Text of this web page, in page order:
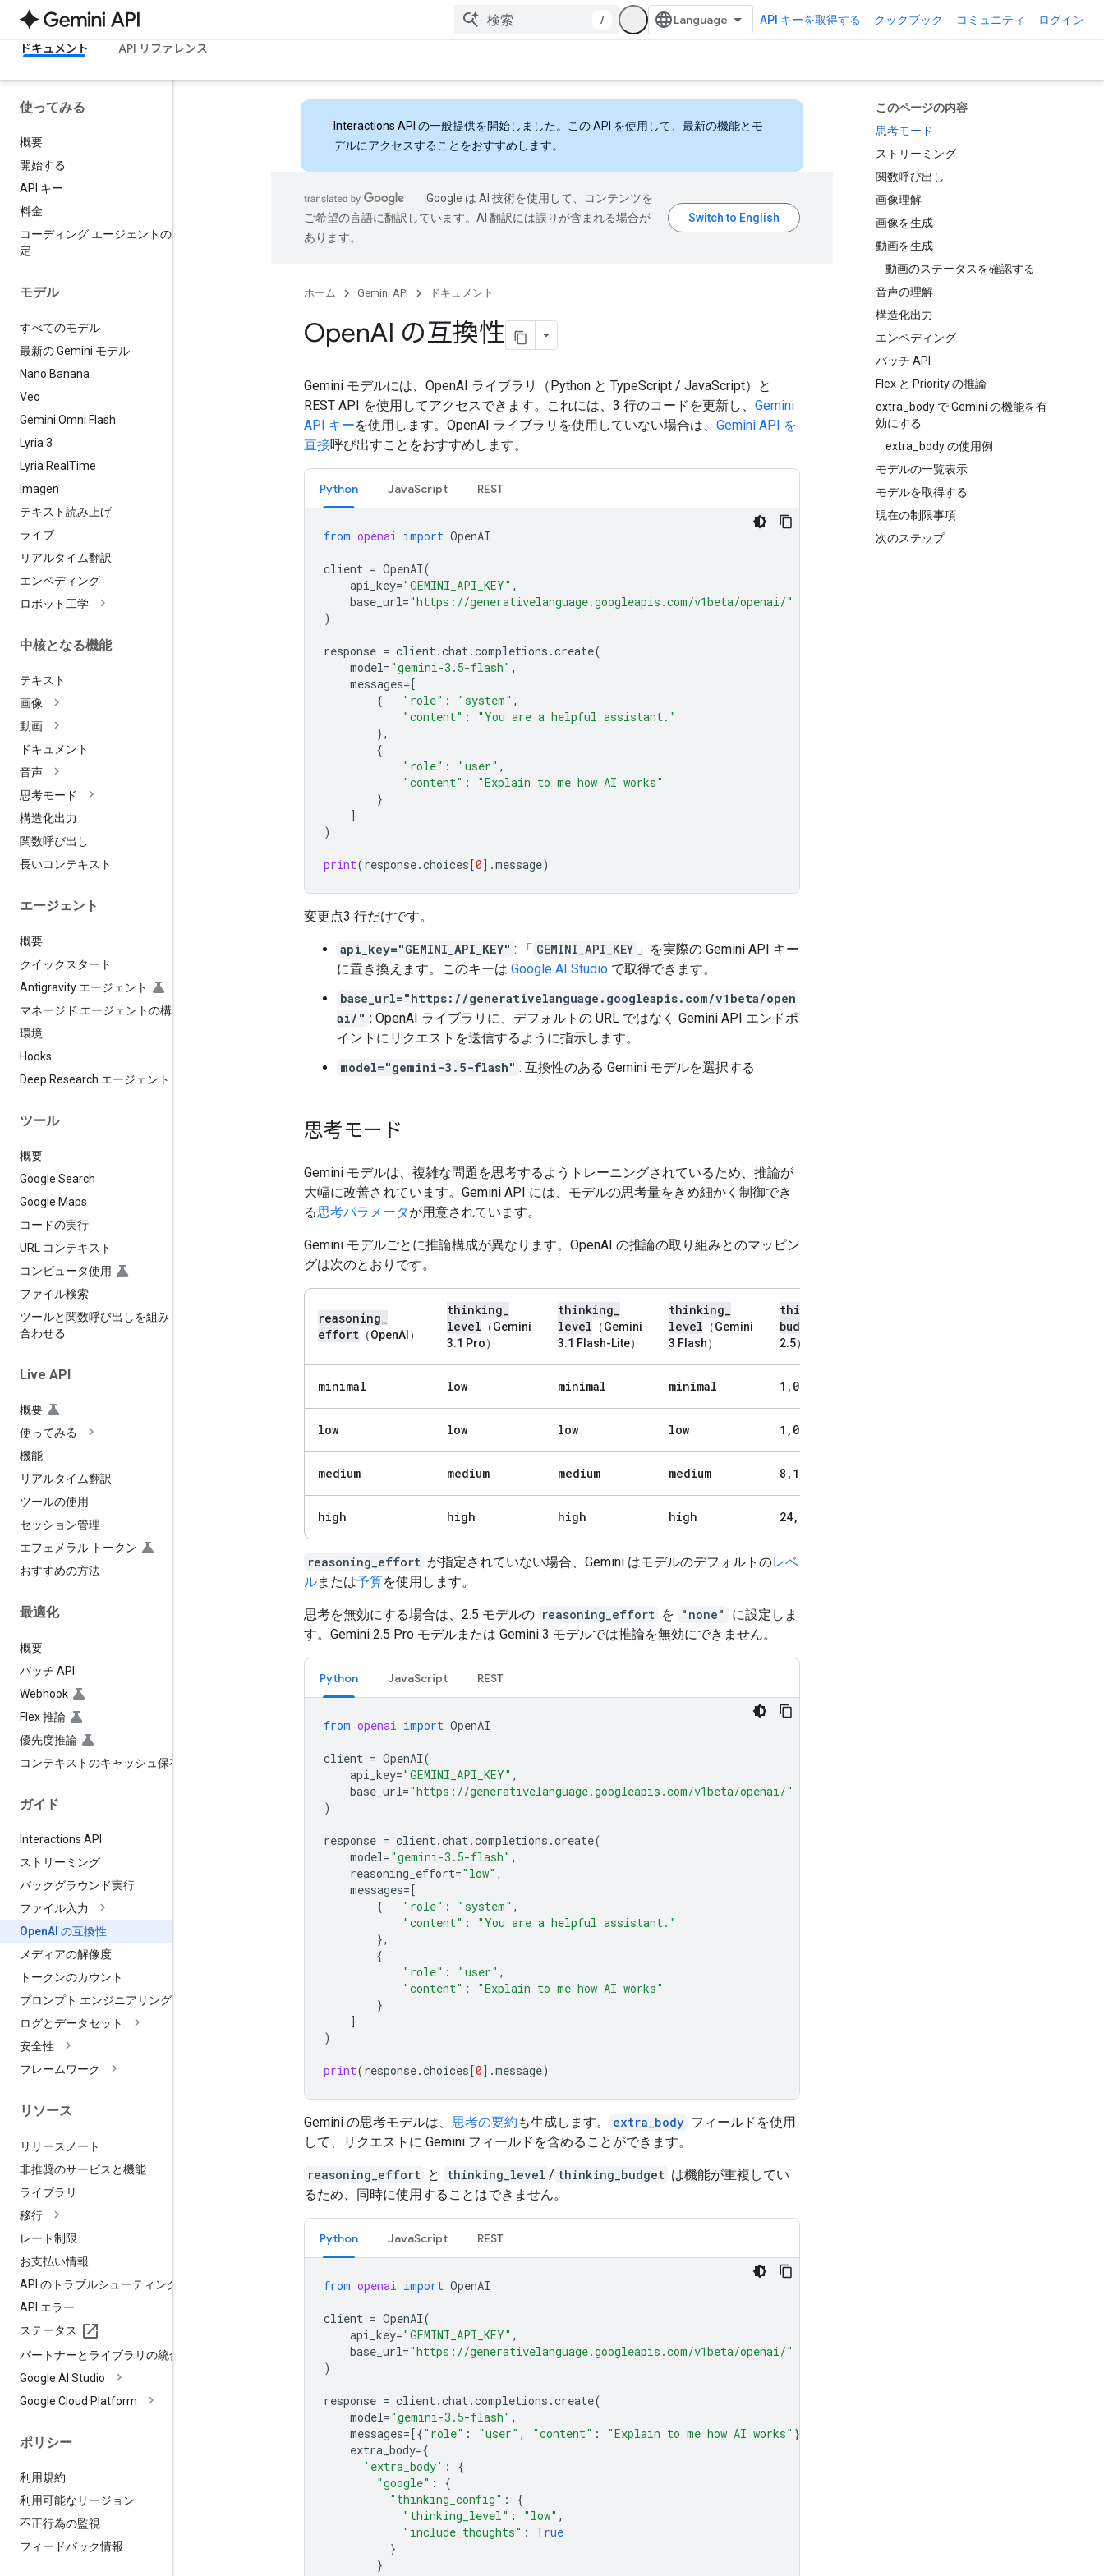
/ API キーを取得する クックブック コミュニティ ログイン
ドキュメント API リファレンス
使ってみる
概要
開始する
API キー
料金
コーディング エージェントの設
定
モデル
すべてのモデル
最新の Gemini モデル
Nano Banana
Veo
Gemini Omni Flash
Lyria 3
Lyria Real Time
Imagen
テキスト読み上げ
ライブ
リアルタイム翻訳
エンベディング
ロボット工学
中核となる機能
テキスト
画像
動画
ドキュメント
音声
思考モード
構造化出力
関数呼び出し
長いコンテキスト
エージェント
概要
クイックスタート
Antigravity エージェント
マネージド エージェントの構築
環境
Hooks
Deep Research エージェント
ツール
概要
Google Search
Google Maps
コードの実行
URL コンテキスト
コンピュータ使用
ファイル検索
ツールと関数呼び出しを組み
合わせる
Live API
概要
使ってみる
機能
リアルタイム翻訳
ツールの使用
セッション管理
エフェメラル トークン
おすすめの方法
最適化
概要
バッチ API
Webhook
Flex 推論
優先度推論
コンテキストのキャッシュ保存
ガイド
Interactions API
ストリーミング
バックグラウンド実行
ファイル入力
OpenAI の互換性
メディアの解像度
トークンのカウント
プロンプト エンジニアリング
ログとデータセット
安全性
フレームワーク
リソース
リリースノート
非推奨のサービスと機能
ライブラリ
移行
レート制限
お支払い情報
API のトラブルシューティング
API エラー
ステータス
パートナーとライブラリの統合
Google AI Studio
Google Cloud Platform
ポリシー
利用規約
利用可能なリージョン
不正行為の監視
フィードバック情報
このページの内容
思考モード
ストリーミング
関数呼び出し
画像理解
画像を生成
動画を生成
動画のステータスを確認する
音声の理解
構造化出力
エンベディング
バッチ API
Flex と Priority の推論
extra_body で Gemini の機能を有
効にする
extra_body の使用例
モデルの一覧表示
モデルを取得する
現在の制限事項
次のステップ
Interactions API の一般提供を開始しました。この API を使用して、最新の機能とモ
デルにアクセスすることをおすすめします。
Google は AI 技術を使用して、コンテンツを
ご希望の言語に翻訳しています。AI 翻訳には誤りが含まれる場合が
あります。
ホーム Gemini API ドキュメント
OpenAI の互換性
Gemini モデルには、OpenAI ライブラリ（Python と TypeScript / JavaScript）と
REST API を使用してアクセスできます。これには、3 行のコードを更新し、 Gemini
API キーを使用します。OpenAI ライブラリを使用していない場合は、 Gemini API を
直接呼び出すことをおすすめします。
Python JavaScript REST
from openai import OpenAI
client = OpenAI(
api_key="GEMINI_API_KEY" ,
base_url="https://generativelanguage.googleapis.com/v1beta/openai/"
)
response = client.chat.completions .create(
model="gemini-3.5-flash" ,
messages=[
{
"role" : "system" ,
"content" :
"You are a helpful assistant."
},
{
"role" : "user" ,
"content" :
"Explain to me how AI works"
}
]
)
print(response.choices[0] .message)
変更点3 行だけです。
api_key="GEMINI_API_KEY" : 「 GEMINI_API_KEY 」を実際の Gemini API キー
に置き換えます。このキーは Google AI Studio で取得できます。
base_url="https://generativelanguage.googleapis.com/v1beta/open
ai/" : OpenAI ライブラリに、デフォルトの URL ではなく Gemini API エンドポ
イントにリクエストを送信するように指示します。
model="gemini-3.5-flash" : 互換性のある Gemini モデルを選択する
思考モード
Gemini モデルは、複雑な問題を思考するようトレーニングされているため、推論が
大幅に改善されています。Gemini API には、モデルの思考量をきめ細かく制御でき
る思考パラメータが用意されています。
Gemini モデルごとに推論構成が異なります。OpenAI の推論の取り組みとのマッピン
グは次のとおりです。
reasoning
effort （OpenAI）
thinking
level （Gemini
3.1 Pro）
thinking
level （Gemini
3.1 Flash-Lite）
thinking
level （Gemini
3 Flash）
thinking
budget
2.5）
minimal low minimal minimal 1 , 024
low low low low 1 , 024
medium medium medium medium 8 , 192
high high high high 24,
reasoning_effort が指定されていない場合、Gemini はモデルのデフォルトのレベ
ルまたは予算を使用します。
思考を無効にする場合は、2.5 モデルの reasoning_effort を "none"
に設定しま
す。Gemini 2.5 Pro モデルまたは Gemini 3 モデルでは推論を無効にできません。
Python JavaScript REST
from openai import OpenAI
client = OpenAI(
api_key="GEMINI_API_KEY" ,
base_url="https://generativelanguage.googleapis.com/v1beta/openai/"
)
response = client.chat.completions .create(
model="gemini-3.5-flash" ,
reasoning_effort="low" ,
messages=[
{
"role" : "system" ,
"content" :
"You are a helpful assistant."
},
{
"role" : "user" ,
"content" :
"Explain to me how AI works"
}
]
)
print(response.choices[0] .message)
Gemini の思考モデルは、 思考の要約 も生成します。 extra_body フィールドを使用
して、リクエストに Gemini フィールドを含めることができます。
reasoning_effort と thinking_level / thinking_budget は機能が重複してい
るため、同時に使用することはできません。
Python JavaScript REST
from openai import OpenAI
client = OpenAI(
api_key="GEMINI_API_KEY" ,
base_url="https://generativelanguage.googleapis.com/v1beta/openai/"
)
response = client.chat.completions .create(
model="gemini-3.5-flash" ,
messages=[{"role" : "user" , "content" : "Explain to me how AI works" }],
extra_body={
'extra_body' :
{
"google" :
{
"thinking_config" :
{
"thinking_level" : "low" ,
"include_thoughts" :
True
}
}